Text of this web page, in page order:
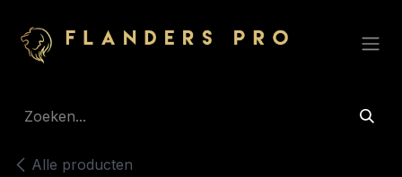
Alle producten